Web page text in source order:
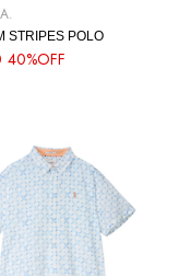
STRIPES POLO
40%OFF